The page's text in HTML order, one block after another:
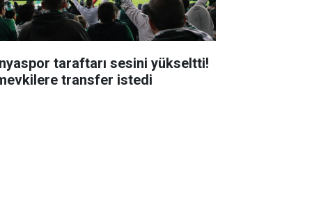
taraftarı sesini yükseltti!
transfer istedi